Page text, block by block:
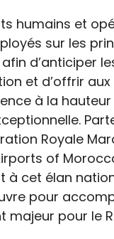
humains et
sur les
d’anticiper
et d’offrir
à la
Royale
of
à cet élan
pour
majeur pour le